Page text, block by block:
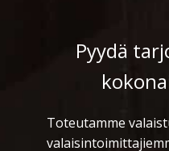
Pyydä
Toteutamme